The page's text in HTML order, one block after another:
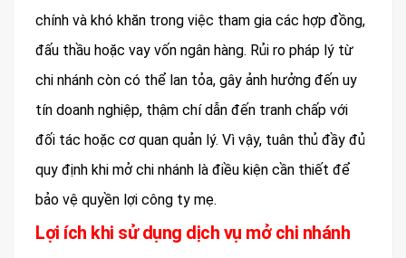
chính và khó khăn trong việc tham gia các hợp đồng,
đấu thầu hoặc vay vốn ngân hàng. Rủi ro pháp lý từ
chi nhánh còn có thể lan tỏa, gây ảnh hưởng đến uy
tín doanh nghiệp, thậm chí dẫn đến tranh chấp với
đối tác hoặc cơ quan quản lý. Vì vậy, tuân thủ đầy đủ
quy định khi mở chi nhánh là điều kiện cần thiết để
bảo vệ quyền lợi công ty mẹ.
Lợi ích khi sử dụng dịch vụ mở chi nhánh